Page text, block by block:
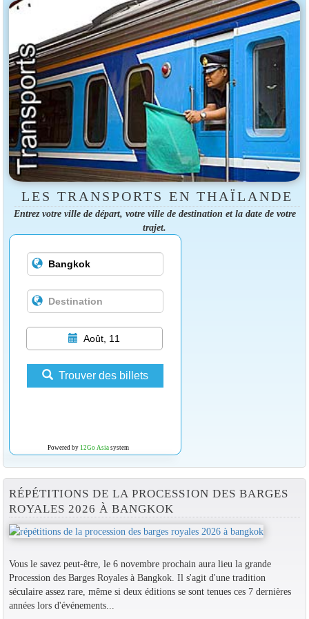
LES TRANSPORTS EN THAÏLANDE
Entrez votre ville de départ, votre ville de destination et la date de votre
trajet.
Août, 11
Trouver des billets
Powered by 12Go Asiasystem
RÉPÉTITIONS DE LA PROCESSION DES BARGES
ROYALES 2026 À BANGKOK
Vous le savez peut-être, le 6 novembre prochain aura lieu la grande
Procession des Barges Royales à Bangkok. Il s'agit d'une tradition
séculaire assez rare, même si deux éditions se sont tenues ces 7 dernières
années lors d'événements...